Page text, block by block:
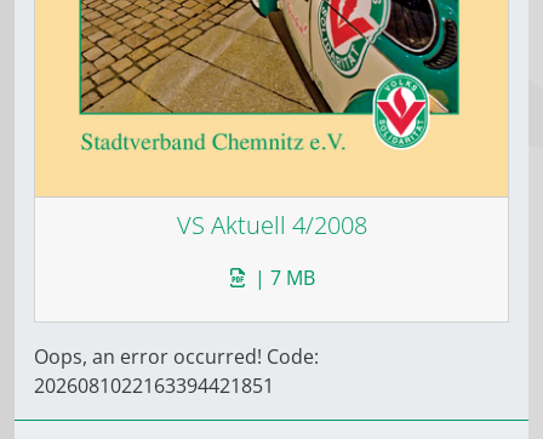
VS Aktuell 4/2008
| 7 MB
Oops, an error occurred! Code:
2026081022163394421851